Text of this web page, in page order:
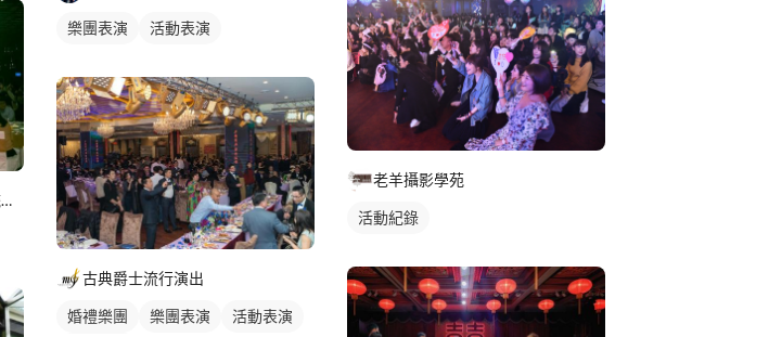
MOOSI WEDDING 慕曦婚禮統籌顧問
樂團表演 活動表演
古典爵士流行演出
婚禮樂團 樂團表演
活動表演
老羊攝影學苑
活動紀錄